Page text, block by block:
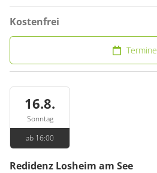
Kostenfrei
Termine
16.8.
Sonntag
ab 16:00
Redidenz Losheim am See